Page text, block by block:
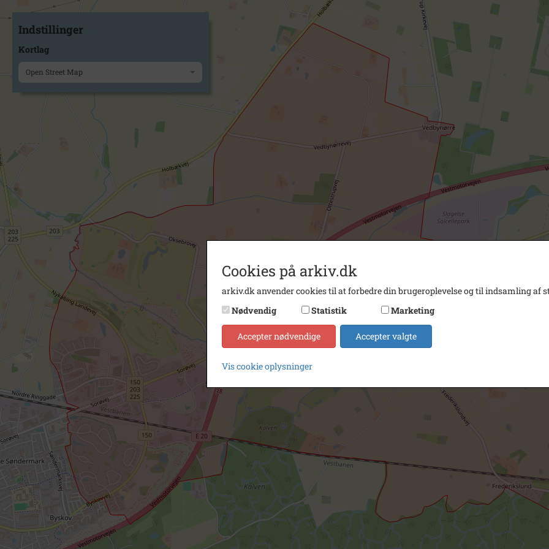
Indstillinger
Kortlag
Open Street Map
Cookies på arkiv.dk
arkiv.dk anvender cookies til at forbedre din brugeroplevelse og til indsamling af
Nødvendig
Statistik Marketing
Accepter nødvendige Accepter valgte
Vis cookie oplysninger